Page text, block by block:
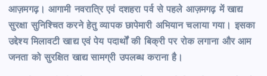
आज़मगढ़। आगामी नवरात्रि एवं दशहरा पर्व से पहले आज़मगढ़ में खाद्य
सुरक्षा सुनिश्चित करने हेतु व्यापक छापेमारी अभियान चलाया गया। इसका
उद्देश्य मिलावटी खाद्य एवं पेय पदार्थों की बिक्री पर रोक लगाना और आम
जनता को सुरक्षित खाद्य सामग्री उपलब्ध कराना है।